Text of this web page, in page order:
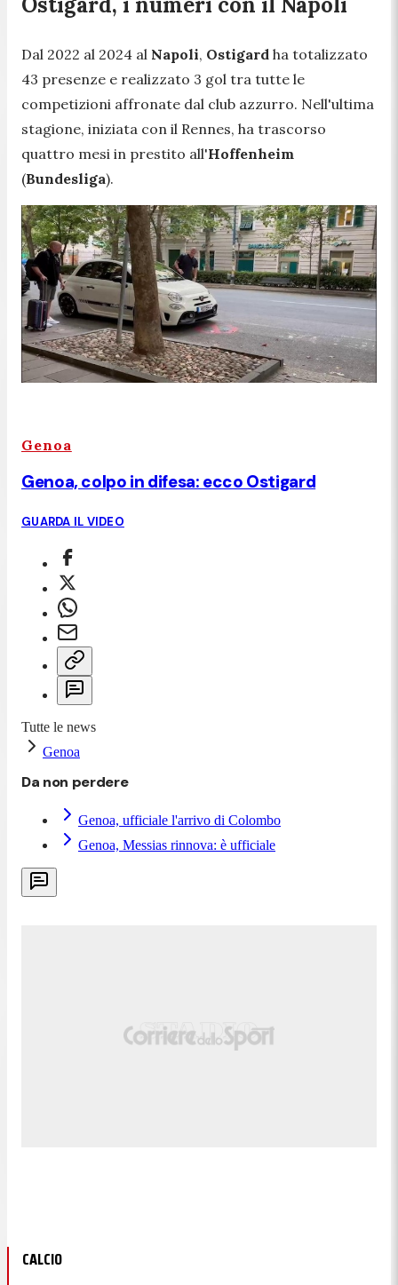
Dal 2022 al 2024 al Napoli, Ostigard ha totalizzato
43 presenze e realizzato 3 gol tra tutte le
competizioni affronate dal club azzurro. Nell'ultima
stagione, iniziata con il Rennes, ha trascorso
quattro mesi in prestito all'Hoffenheim
(Bundesliga).
Genoa
Genoa, colpo in difesa: ecco Ostigard
GUARDA IL VIDEO
Tutte le news
Genoa
Da non perdere
Genoa, ufficiale l'arrivo di Colombo
Genoa, Messias rinnova: è ufficiale
CALCIO